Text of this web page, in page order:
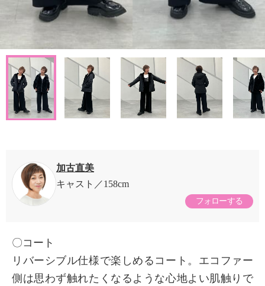
加古直美
キャスト
158cm
フォローする
〇コート
リバーシブル仕様で楽しめるコート。エコファー
側は思わず触れたくなるような心地よい肌触りで